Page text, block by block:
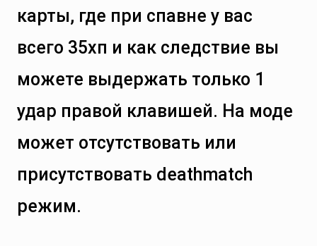
карты, где при спавне у вас
всего 35хп и как следствие вы
можете выдержать только 1
удар правой клавишей. На моде
может отсутствовать или
присутствовать deathmatch
режим.